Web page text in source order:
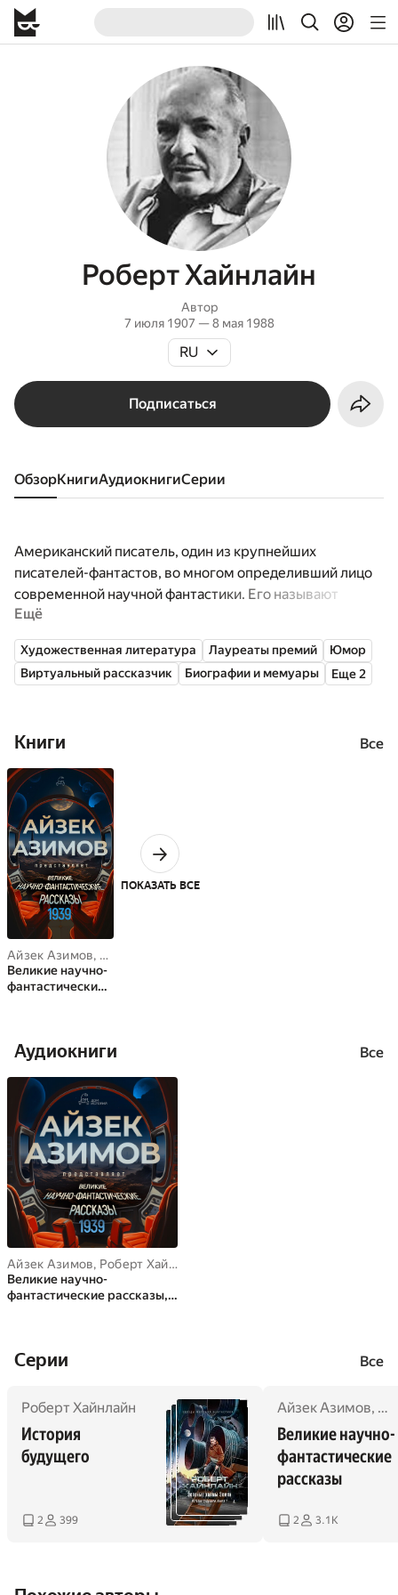
Роберт Хайнлайн
Автор
7 июля 1907 — 8 мая 1988
RU
Подписаться
Обзор книги аудиокниги серии
Американский писатель, один из крупнейших
писателей-фантастов, во многом определивший лицо
современной научной фантастики. Его называют
«деканом писателей-фантастов».
Ещё
Художественная литература Лауреаты премий
Юмор
Виртуальный рассказчик
Биографии и мемуары Еще 2
Книги Все
Айзек Азимов, Роберт Хайнлайн
Великие научно-
фантастические
ПОКАЗАТЬ ВСЕ
Аудиокниги Все
Айзек Азимов, Роберт Хайнлайн
Великие научно-
фантастические рассказы,
Cерии Все
Роберт Хайнлайн
История
будущего
2 399
Айзек Азимов,
Великие научно-
фантастические
рассказы
2 3.1K